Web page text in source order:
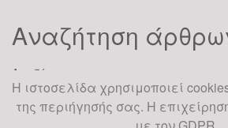
25
ΑΝ – Παγκοσμιο
Καλεσμα
Αγγελικη
Έχουμε αναρωτηθεί
Αναζήτηση
Αναζήτηση
Η ιστοσελίδα χρησιμοποιεί
της περιήγησής σας. Η